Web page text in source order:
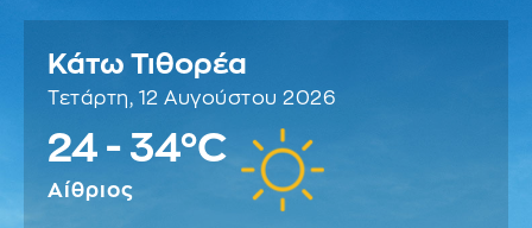
Κάτω Τιθορέα
Τετάρτη, 12 Αυγούστου 2026
24 - 34°C
Αίθριος